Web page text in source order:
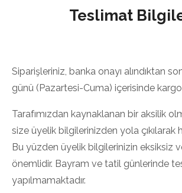
Teslimat
Siparişleriniz, banka onayı alındıktan
günü (Pazartesi-Cuma) içerisinde
Tarafımızdan kaynaklanan bir aksilik
size üyelik bilgilerinizden yola çıkılarak
Bu yüzden üyelik bilgilerinizin eksiksiz
önemlidir. Bayram ve tatil günlerinde
yapılmamaktadır.